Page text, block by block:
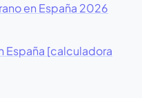
en España 2026
España [calculadora